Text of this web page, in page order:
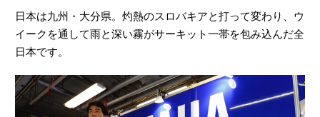
日本は九州・大分県。灼熱のスロバキアと打って変わり、ウ
イークを通して雨と深い霧がサーキット一帯を包み込んだ全
日本です。